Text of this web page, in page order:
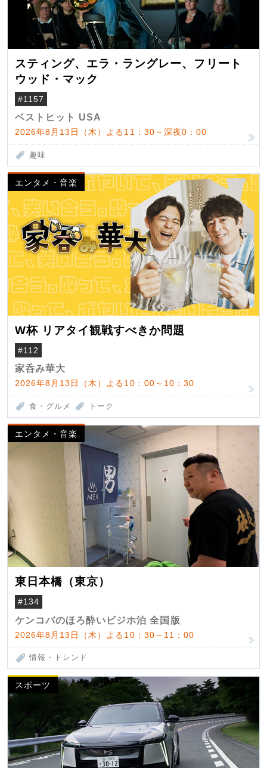
スティング、エラ・ラングレー、フリート
ウッド・マック
#1157
ベストヒット USA
2026年8月13日（木）よる11：30～深夜0：00
趣味
エンタメ・音楽
W杯 リアタイ観戦すべきか問題
#112
家呑み華大
2026年8月13日（木）よる10：00～10：30
食・グルメ トーク
エンタメ・音楽
東日本橋（東京）
#134
ケンコバのほろ酔いビジホ泊 全国版
2026年8月13日（木）よる10：30～11：00
情報・トレンド
スポーツ